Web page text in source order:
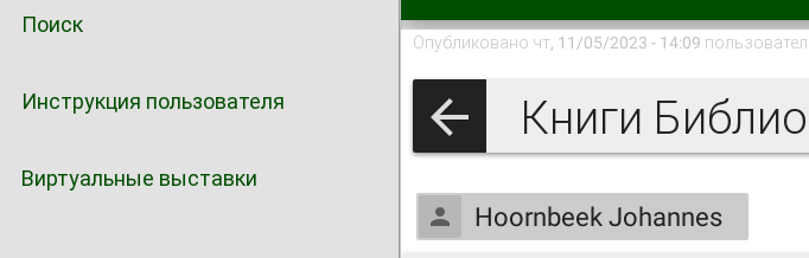
Поиск
Инструкция пользователя
Виртуальные выставки
Опубликовано чт, 11/05/2023 - 14:09
Hoornbeek Johannes